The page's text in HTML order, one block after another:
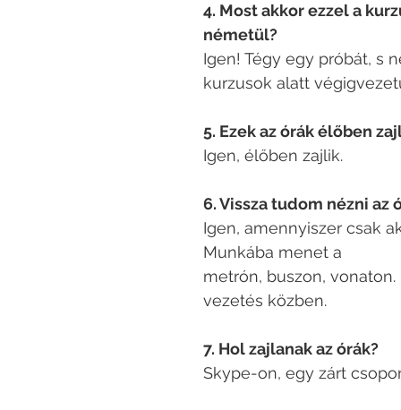
4. Most akkor ezzel a
németül?
Igen! Tégy egy próbát, s
kurzusok alatt
5. Ezek az órák élőben
Igen, élőben zajlik.
6. Vissza tudom nézni az
Igen, amennyiszer csak
Munkába menet a
metrón, buszon,
vezetés közben.
7. Hol zajlanak az órák?
Skype-on, egy zárt